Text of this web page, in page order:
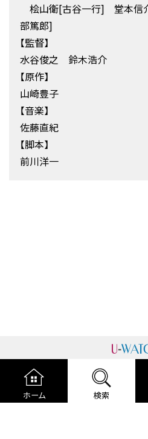
ホーム 検索
桧山衛[古谷一行] 堂本信
部篤郎]
【監督】
水谷俊之 鈴木浩介
【原作】
山崎豊子
【音楽】
佐藤直紀
【脚本】
前川洋一
運営者情報 プライバシーポ
利用規約
ご利用ガイド 編集